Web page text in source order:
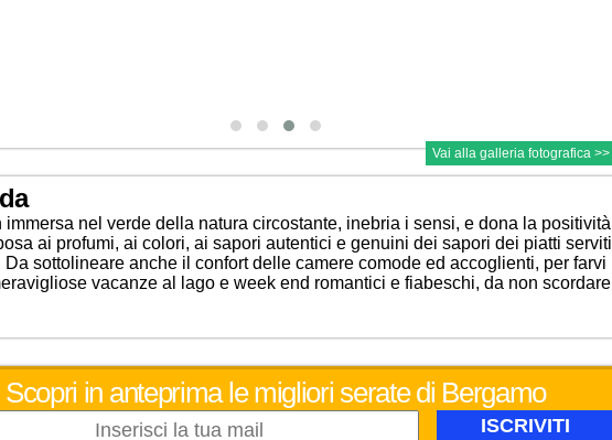
Vai alla galleria fotografica >>
immersa nel verde della natura circostante, inebria i sensi, e dona la positività
ai profumi, ai colori, ai sapori autentici e genuini dei sapori dei piatti serviti
Da sottolineare anche il confort delle camere comode ed accoglienti, per farvi
vacanze al lago e week end romantici e fiabeschi, da non scordare
Scopri in anteprima le migliori serate di Bergamo